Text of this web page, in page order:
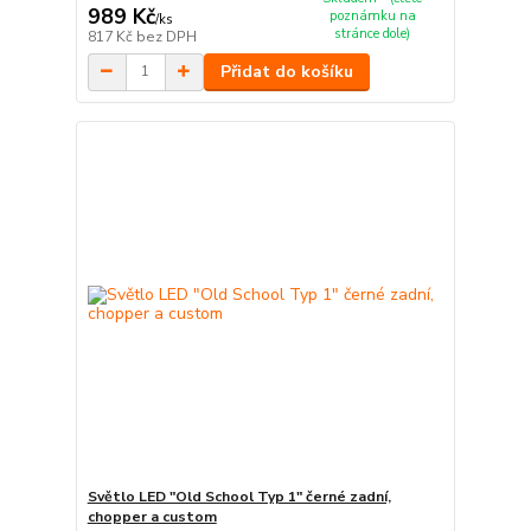
989 Kč/ks
817 Kč bez DPH
poznámku na
stránce dole)
Přidat do košíku
Světlo LED "Old School Typ 1" černé zadní,
chopper a custom